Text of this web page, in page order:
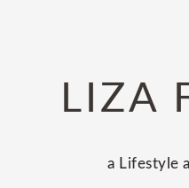
navigationLIZA
a Lifestyle